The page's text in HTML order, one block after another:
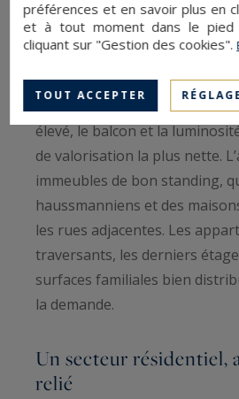
Le marché de l’
immobilier
Versaillesse distingue par
ouverts sur la Seine. La vue
élevé, le balcon et la
de valorisation la plus nette.
immeubles de bon standing,
haussmanniens et des
les rues adjacentes. Les
traversants, les derniers
surfaces familiales bien
la demande.
Un secteur résidentiel,
relié
préférences et en savoir plus en
et à tout moment dans le
cliquant sur "Gestion des cookies".
TOUT ACCEPTER